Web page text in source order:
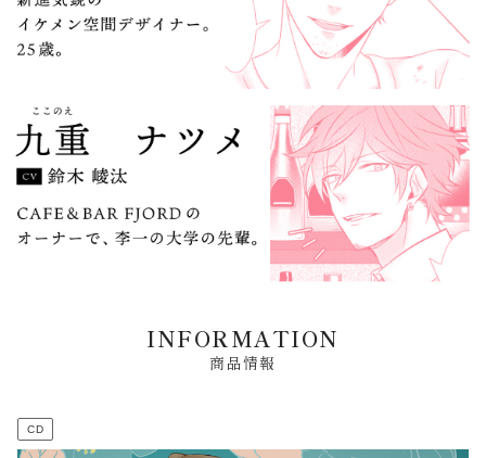
INFORMATION
商品情報
CD